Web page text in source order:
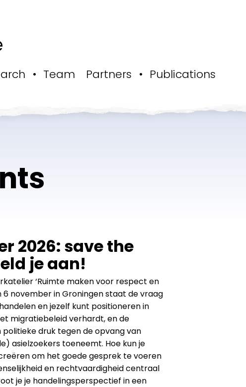
Team Partners Publications
2026: save the
je aan!
‘Ruimte maken voor respect en
6 november in Groningen staat de vraag
en jezelf kunt positioneren in
migratiebeleid verhardt, en de
druk tegen de opvang van
asielzoekers toeneemt. Hoe kun je
om het goede gesprek te voeren
en rechtvaardigheid centraal
je je handelingsperspectief in een